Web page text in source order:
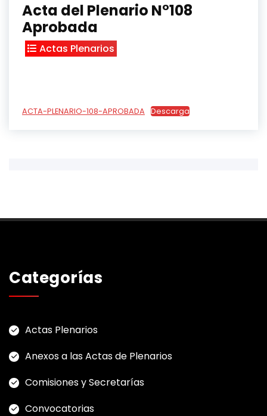
Acta del Plenario N°108
Aprobada
Actas Plenarios
ACTA-PLENARIO-108-APROBADA Descarga
Categorías
Actas Plenarios
Anexos a las Actas de Plenarios
Comisiones y Secretarías
Convocatorias